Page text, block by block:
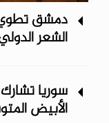
دمشق تطوي
الشعر
الأبيض